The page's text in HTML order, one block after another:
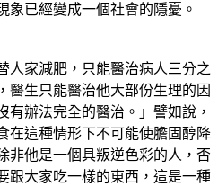
象已經變成一個社會的隱憂。
人家減肥，只能醫治病人三分之
醫生只能醫治他大部份生理的因
有辦法完全的醫治。」譬如說，
在這種情形下不可能使膽固醇降
非他是一個具叛逆色彩的人，否
跟大家吃一樣的東西，這是一種